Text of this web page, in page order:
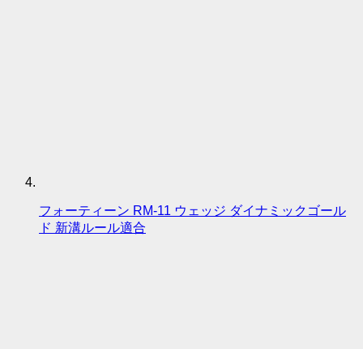
フォーティーン RM-11 ウェッジ ダイナミックゴール
ド 新溝ルール適合